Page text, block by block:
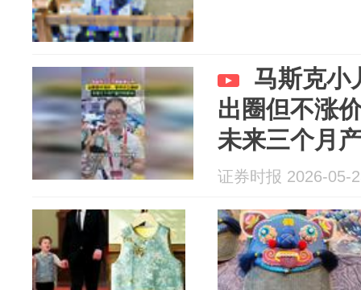
马斯克小
出圈但不涨
未来三个月
证券时报 2026-05-